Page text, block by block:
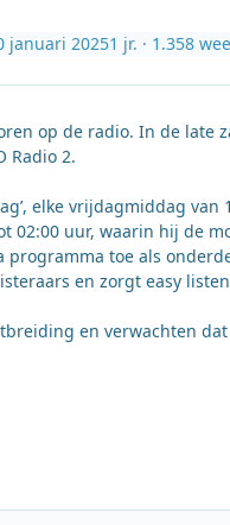
januari 20251 jr. · 1.358
op de radio. In de late
Radio 2.
elke vrijdagmiddag
02:00 uur, waarin hij de
programma toe als
en zorgt easy
en verwachten